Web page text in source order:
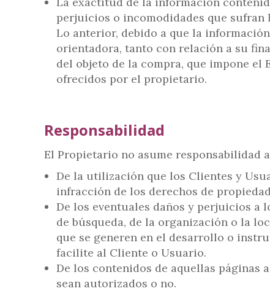
perjuicios o incomodidades que
Lo anterior, debido a que la
orientadora, tanto con relación a su
del objeto de la compra, que impone
ofrecidos por el propietario.
Responsabilidad
El Propietario no asume responsabilidad
De la utilización que los Clientes y
infracción de los derechos de
De los eventuales daños y perjuicios a
de búsqueda, de la organización o la
que se generen en el desarrollo o
facilite al Cliente o Usuario.
De los contenidos de aquellas páginas
sean autorizados o no.